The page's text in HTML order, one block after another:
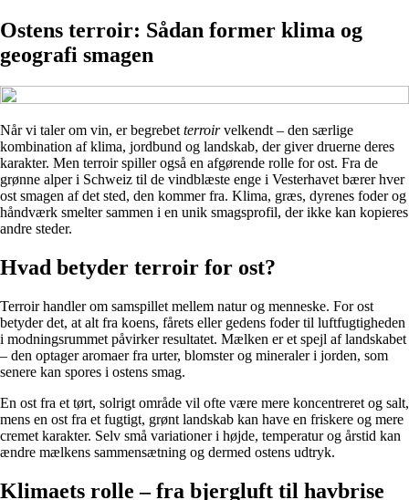
Ostens terroir: Sådan former klima og
geografi smagen
Når vi taler om vin, er begrebet terroirvelkendt – den særlige
kombination af klima, jordbund og landskab, der giver druerne deres
karakter. Men terroir spiller også en afgørende rolle for ost. Fra de
grønne alper i Schweiz til de vindblæste enge i Vesterhavet bærer hver
ost smagen af det sted, den kommer fra. Klima, græs, dyrenes foder og
håndværk smelter sammen i en unik smagsprofil, der ikke kan kopieres
andre steder.
Hvad betyder terroir for ost?
Terroir handler om samspillet mellem natur og menneske. For ost
betyder det, at alt fra koens, fårets eller gedens foder til luftfugtigheden
i modningsrummet påvirker resultatet. Mælken er et spejl af landskabet
– den optager aromaer fra urter, blomster og mineraler i jorden, som
senere kan spores i ostens smag.
En ost fra et tørt, solrigt område vil ofte være mere koncentreret og salt,
mens en ost fra et fugtigt, grønt landskab kan have en friskere og mere
cremet karakter. Selv små variationer i højde, temperatur og årstid kan
ændre mælkens sammensætning og dermed ostens udtryk.
Klimaets rolle – fra bjergluft til havbrise